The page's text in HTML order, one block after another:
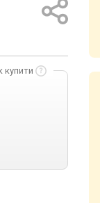
купити